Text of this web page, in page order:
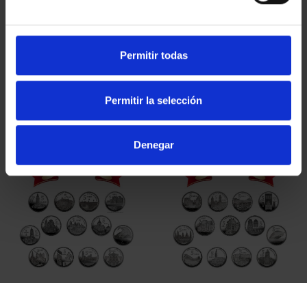
Permitir todas
Permitir la selección
Denegar
CAPITALES ESPAÑOLAS
SUSCRIPCIÓN
949,00 €
Sólo para usuarios
registrados